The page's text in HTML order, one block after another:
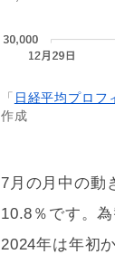
「 日経平均プロフ
作成
7月の月中の動
10.8％です。
2024年は年初